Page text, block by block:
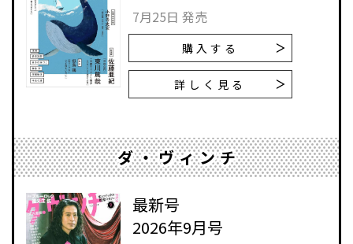
7月25日 発売
購入する
詳しく見る
ダ・ヴィンチ
最新号
2026年9月号